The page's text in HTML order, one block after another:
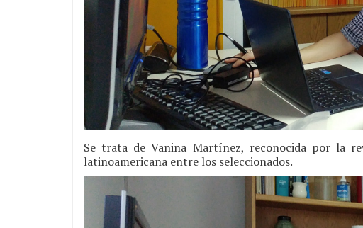
Se trata de Vanina Martínez, reconocida por la
latinoamericana entre los seleccionados.